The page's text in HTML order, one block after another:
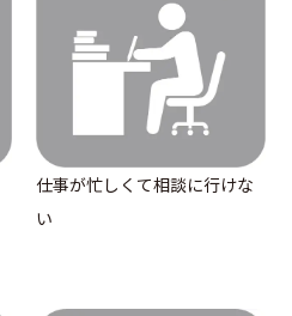
仕事が忙しくて相談に行けな
い